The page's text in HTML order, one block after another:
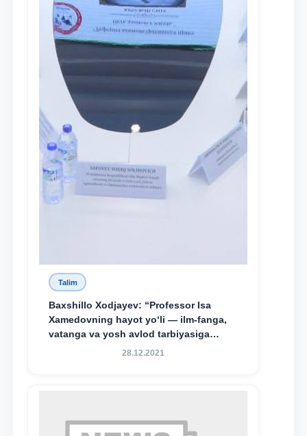
Talim
Baxshillo Xodjayev: “Professor Isa
Xamedovning hayot yo‘li — ilm-fanga,
vatanga va yosh avlod tarbiyasiga
sodiqlikning oliy namunasidir”.
28.12.2021